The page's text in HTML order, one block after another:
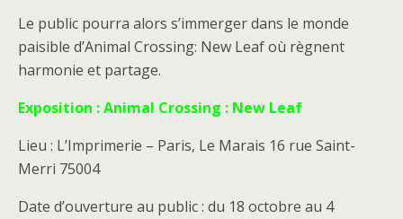
Le public pourra alors s’immerger dans le monde
paisible d’Animal Crossing: New Leaf où règnent
harmonie et partage.
Exposition : Animal Crossing : New Leaf
Lieu : L’Imprimerie – Paris, Le Marais 16 rue Saint-
Merri 75004
Date d’ouverture au public : du 18 octobre au 4